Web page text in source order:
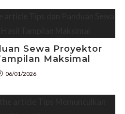
Sewa Proyektor
Maksimal
06/01/2026